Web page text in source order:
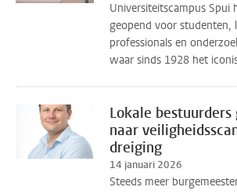
Universiteitscampus Spui
geopend voor studenten,
professionals en
waar sinds 1928 het
Lokale
naar
dreiging
14 januari 2026
Steeds meer